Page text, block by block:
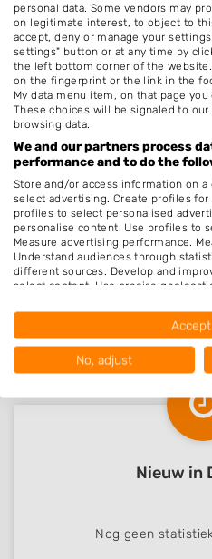
Lepelstraat
Oud-Vossemeer
Sint Philipsland
Dinteloord
Achthuizen
Moerstraten
Halsteren
Tholen
Ooltgensplaat
Oude-Tonge
Nieuw in
Nog geen
personal data. Some vendors may
on legitimate interest, to object to
accept, deny or manage your
settings" button or at any time by
the left bottom corner of the
on the fingerprint or the link in the
My data menu item, on that page
These choices will be signaled to
browsing data.
We and our partners process
performance and to do the
Store and/or access information on
select advertising. Create profiles
profiles to select personalised
personalise content. Use profiles to
Measure advertising performance.
Understand audiences through
different sources. Develop and
select content. Use precise
Data may be shared outside of the
Your consent and the cookie policy
View Partner List (1016 IAB
We use your data for the following
Use limited data to select
Accept
No, adjust